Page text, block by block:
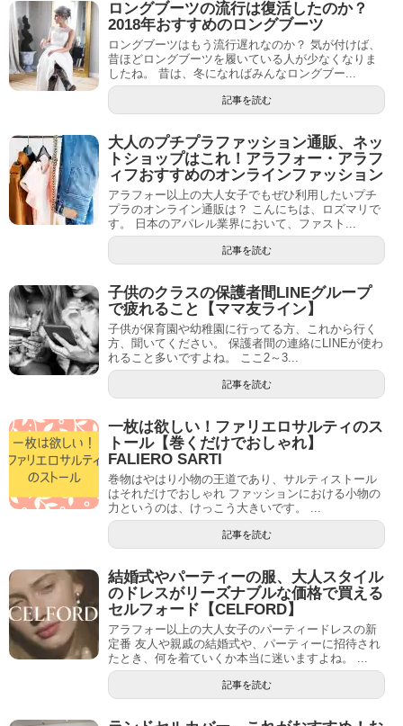
ロングブーツの流行は復活したのか？
2018年おすすめのロングブーツ
ロングブーツはもう流行遅れなのか？ 気が付けば、
昔ほどロングブーツを履いている人が少なくなりま
したね。 昔は、冬になればみんなロングブー...
記事を読む
大人のプチプラファッション通販、ネッ
トショップはこれ！アラフォー・アラフ
ィフおすすめのオンラインファッション
アラフォー以上の大人女子でもぜひ利用したいプチ
プラのオンライン通販は？ こんにちは、ロズマリで
す。 日本のアパレル業界において、ファスト...
記事を読む
子供のクラスの保護者間LINEグループ
で疲れること【ママ友ライン】
子供が保育園や幼稚園に行ってる方、これから行く
方、聞いてください。 保護者間の連絡にLINEが使わ
れること多いですよね。 ここ2～3...
記事を読む
一枚は欲しい！ファリエロサルティのス
トール【巻くだけでおしゃれ】
FALIERO SARTI
巻物はやはり小物の王道であり、サルティストール
はそれだけでおしゃれ ファッションにおける小物の
力というのは、けっこう大きいです。 ...
記事を読む
結婚式やパーティーの服、大人スタイル
のドレスがリーズナブルな価格で買える
セルフォード【CELFORD】
アラフォー以上の大人女子のパーティードレスの新
定番 友人や親戚の結婚式や、パーティーに招待され
たとき、何を着ていくか本当に迷いますよね。 ...
記事を読む